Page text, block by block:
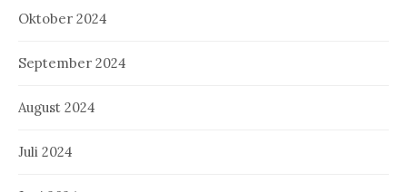
Oktober 2024
September 2024
August 2024
Juli 2024